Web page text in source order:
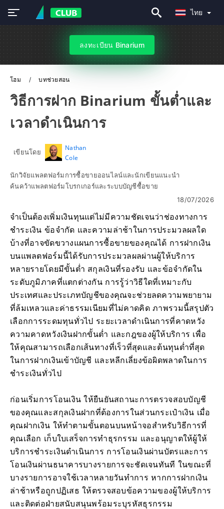
ไทย
ลงทะเบียน Binarium
โฮม บทช่วยสอน
วิธีการฝาก Binarium ขั้นต่ำและ
เวลาดำเนินการ
เขียนโดย
Nathan
Cole
นักวิจัยแพลตฟอร์มการซื้อขายออนไลน์และนักเขียนแนะนำ
ค้นคว้าแพลตฟอร์มโบรกเกอร์และระบบบัญชีซื้อขาย
18/07/2026
จำเป็นต้องเพิ่มเงินทุนแต่ไม่มีความชัดเจนว่าช่องทางการ
ชำระเงิน ข้อจำกัด และความล่าช้าในการประมวลผลใด
บ้างที่อาจขัดขวางแผนการซื้อขายของคุณได้ การฝากเงิน
บนแพลตฟอร์มนี้ได้รับการประมวลผลผ่านผู้ให้บริการ
หลายรายโดยมีขั้นต่ำ สกุลเงินที่รองรับ และข้อจำกัดใน
ระดับภูมิภาคที่แตกต่างกัน การรู้ว่าวิธีใดที่เหมาะกับ
ประเทศและประเภทบัญชีของคุณจะช่วยลดความพยายาม
ที่ล้มเหลวและค่าธรรมเนียมที่ไม่คาดคิด ภาพรวมนี้สรุปตัว
เลือกการระดมทุนทั่วไป ระยะเวลาดำเนินการที่คาดหวัง
ความคาดหวังเงินฝากขั้นต่ำ และกฎของผู้ให้บริการ เพื่อ
ให้คุณสามารถเลือกเส้นทางที่เร็วที่สุดและต้นทุนต่ำที่สุด
ในการฝากเงินเข้าบัญชี และหลีกเลี่ยงข้อผิดพลาดในการ
ชำระเงินทั่วไป
ก่อนเริ่มการโอนเงิน ให้ยืนยันสถานะการตรวจสอบบัญชี
ของคุณและสกุลเงินฝากที่ต้องการในส่วนกระเป๋าเงิน เมื่อ
คุณฝากเงิน ให้ทำตามขั้นตอนบนหน้าจอสำหรับวิธีการที่
คุณเลือก เก็บใบเสร็จการทำธุรกรรม และอนุญาตให้ผู้ให้
บริการชำระเงินดำเนินการ การโอนเงินผ่านบัตรและการ
โอนเงินผ่านธนาคารบางรายการจะชัดเจนทันที ในขณะที่
บางรายการอาจใช้เวลาหลายวันทำการ หากการฝากเงิน
ล่าช้าหรือถูกปฏิเสธ ให้ตรวจสอบข้อความของผู้ให้บริการ
และติดต่อฝ่ายสนับสนุนพร้อมระบุรหัสธุรกรรม